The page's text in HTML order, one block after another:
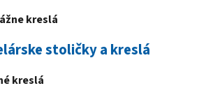
kreslá
stoličky a kreslá
kreslá